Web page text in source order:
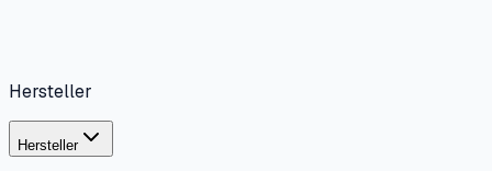
Hersteller
Hersteller